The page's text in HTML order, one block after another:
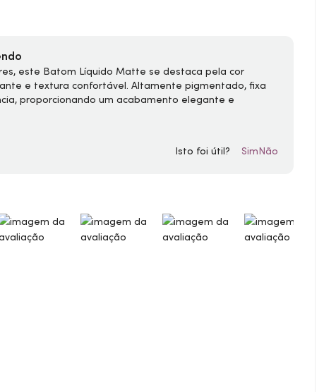
este Batom Líquido Matte se destaca pela cor
e textura confortável. Altamente pigmentado, fixa
proporcionando um acabamento elegante e
Isto foi útil? SimNão